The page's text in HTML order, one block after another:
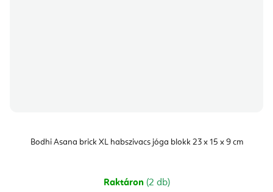
Bodhi Asana brick XL habszivacs jóga blokk 23 x 15 x 9 cm
Raktáron (2 db)